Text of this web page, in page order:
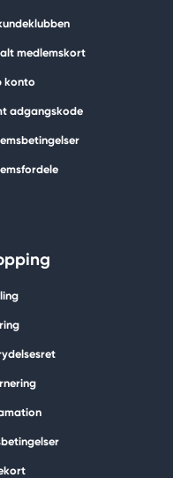
medlemskort
konto
adgangskode